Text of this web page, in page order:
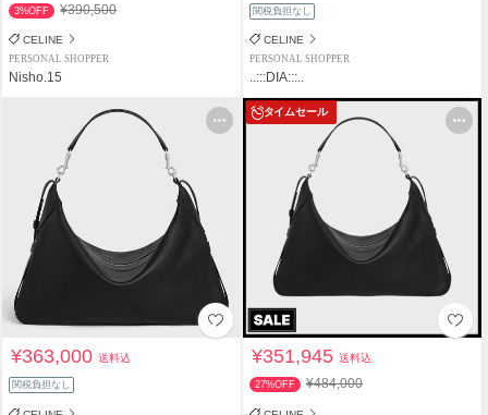
3%OFF ¥390,500
CELINE
PERSONAL SHOPPER
Nisho.15
関税負担なし
CELINE
PERSONAL SHOPPER
..:::DIA:::..
¥363,000送料込
関税負担なし
タイムセール
¥351,945送料込
27%OFF ¥484,000